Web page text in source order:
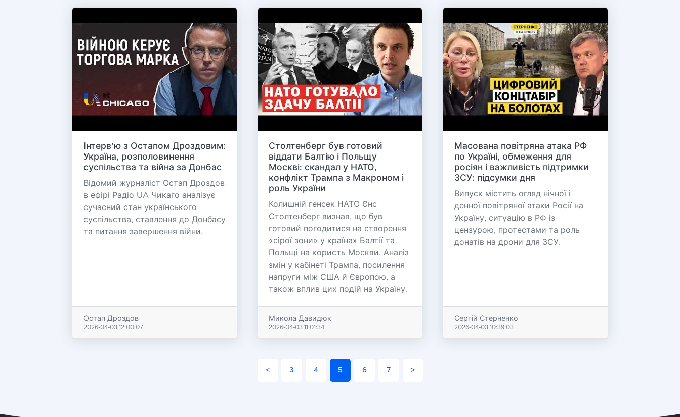
Інтерв’ю з Остапом Дроздовим:
Україна, розполовинення
суспільства та війна за Донбас
Відомий журналіст Остап Дроздов
в ефірі Радіо UA Чикаго аналізує
сучасний стан українського
суспільства, ставлення до Донбасу
та питання завершення війни.
Остап Дроздов
2026-04-03 12:00:07
Столтенберг був готовий
віддати Балтію і Польщу
Москві: скандал у НАТО,
конфлікт Трампа з Макроном і
роль України
Колишній генсек НАТО Єнс
Столтенберг визнав, що був
готовий погодитися на створення
«сірої зони» у країнах Балтії та
Польщі на користь Москви. Аналіз
змін у кабінеті Трампа, посилення
напруги між США й Європою, а
також вплив цих подій на Україну.
Микола Давидюк
2026-04-03 11:01:34
Масована повітряна атака РФ
по Україні, обмеження для
росіян і важливість підтримки
ЗСУ: підсумки дня
Випуск містить огляд нічної і
денної повітряної атаки Росії на
Україну, ситуацію в РФ із
цензурою, протестами та роль
донатів на дрони для ЗСУ.
Сергій Стерненко
2026-04-03 10:39:03
< 3 4 5 6 7 >